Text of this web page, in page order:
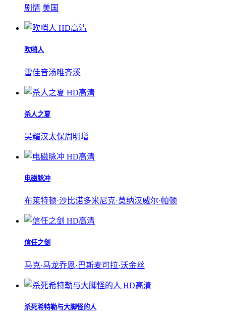
剧情 美国
HD高清
吹哨人
雷佳音汤唯齐溪
HD高清
杀人之夏
吴耀汉太保周明增
HD高清
电磁脉冲
布莱特顿·沙比诺多米尼克·莫纳汉威尔·帕顿
HD高清
信任之剑
马克·马龙乔恩·巴斯麦可拉·沃金丝
HD高清
杀死希特勒与大脚怪的人